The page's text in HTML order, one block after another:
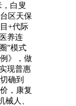
白叟
区天保
+代际
养连
”模式
》，做
现普惠
确到
，康复
械人、